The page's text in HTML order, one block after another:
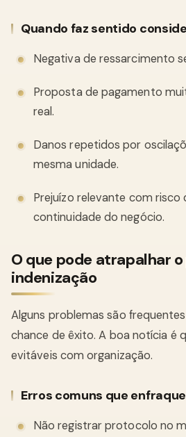
Quando faz sentido
Negativa de ressarcimento
Proposta de pagamento
real.
Danos repetidos por
mesma unidade.
Prejuízo relevante com
continuidade do negócio.
O que pode atrapalhar
indenização
Alguns problemas são
chance de êxito. A boa notícia é
evitáveis com organização.
Erros comuns que
Não registrar protocolo no